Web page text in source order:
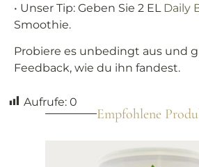
• Unser Tip: Geben Sie 2 EL Daily
Smoothie.
Probiere es unbedingt aus und
Feedback, wie du ihn fandest.
Aufrufe: 0
Empfohlene